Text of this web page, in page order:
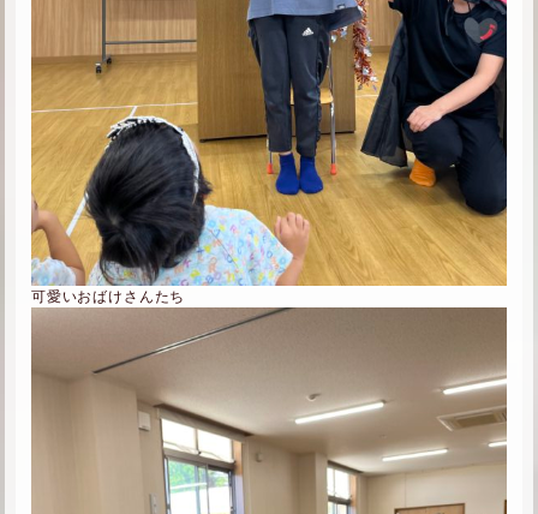
可愛いおばけさんたち